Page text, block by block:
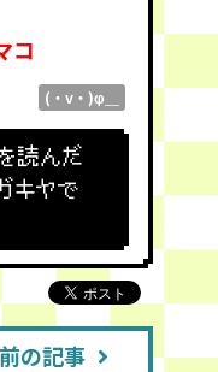
コ
(・v・)φ＿
読んだ
キヤで
前の記事